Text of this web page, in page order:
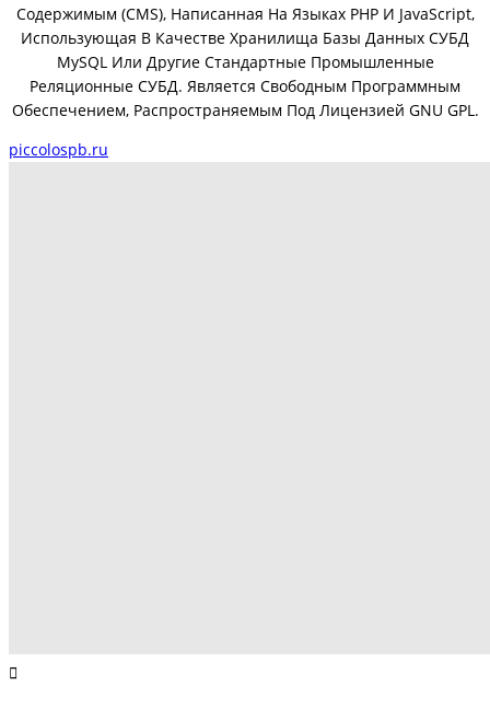
Содержимым (CMS), Написанная На Языках PHP И JavaScript,
Использующая В Качестве Хранилища Базы Данных СУБД
MySQL Или Другие Стандартные Промышленные
Реляционные СУБД. Является Свободным Программным
Обеспечением, Распространяемым Под Лицензией GNU GPL.
piccolospb.ru